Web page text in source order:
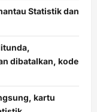
Statistik dan
dibatalkan, kode
kartu